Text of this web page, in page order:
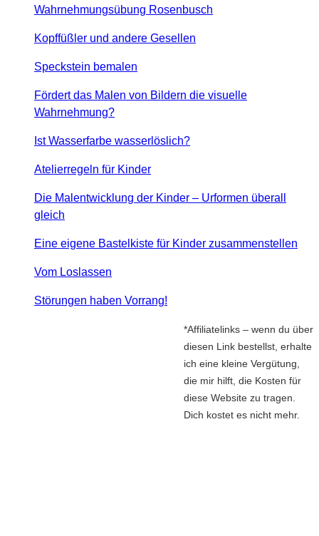
Wahrnehmungsübung Rosenbusch
Kopffüßler und andere Gesellen
Speckstein bemalen
Fördert das Malen von Bildern die visuelle
Wahrnehmung?
Ist Wasserfarbe wasserlöslich?
Atelierregeln für Kinder
Die Malentwicklung der Kinder – Urformen überall
gleich
Eine eigene Bastelkiste für Kinder zusammenstellen
Vom Loslassen
Störungen haben Vorrang!
*Affiliatelinks – wenn du über
diesen Link bestellst, erhalte
ich eine kleine Vergütung,
die mir hilft, die Kosten für
diese Website zu tragen.
Dich kostet es nicht mehr.